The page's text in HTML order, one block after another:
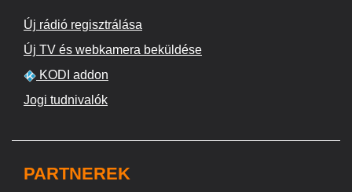
Új rádió regisztrálása
Új TV és webkamera beküldése
KODI addon
Jogi tudnivalók
PARTNEREK